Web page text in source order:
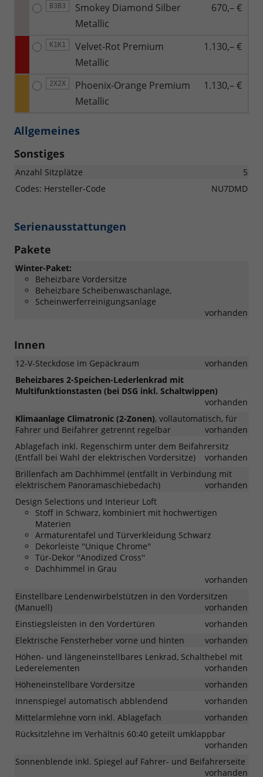
B3B3
Smokey Diamond Silber
Metallic
670,– €
K1K1
Velvet-Rot Premium
Metallic
1.130,– €
2X2X
Phoenix-Orange Premium
Metallic
1.130,– €
Allgemeines
Sonstiges
Anzahl Sitzplätze
5
Codes: Hersteller-Code
NU7DMD
Serienausstattungen
Pakete
Winter-Paket:
Beheizbare Vordersitze
Beheizbare Scheibenwaschanlage,
Scheinwerferreinigungsanlage
vorhanden
Innen
12-V-Steckdose im Gepäckraum
vorhanden
Beheizbares 2-Speichen-Lederlenkrad mit
Multifunktionstasten (bei DSG inkl. Schaltwippen)
vorhanden
Klimaanlage Climatronic (2-Zonen), vollautomatisch, für
Fahrer und Beifahrer getrennt regelbar
vorhanden
Ablagefach inkl. Regenschirm unter dem Beifahrersitz
(Entfall bei Wahl der elektrischen Vordersitze)
vorhanden
Brillenfach am Dachhimmel (entfällt in Verbindung mit
elektrischem Panoramaschiebedach)
vorhanden
Design Selections und Interieur Loft
Stoff in Schwarz, kombiniert mit hochwertigen
Materien
Armaturentafel und Türverkleidung Schwarz
Dekorleiste ''Unique Chrome''
Tür-Dekor ''Anodized Cross''
Dachhimmel in Grau
vorhanden
Einstellbare Lendenwirbelstützen in den Vordersitzen
(Manuell)
vorhanden
Einstiegsleisten in den Vordertüren
vorhanden
Elektrische Fensterheber vorne und hinten
vorhanden
Höhen- und längeneinstellbares Lenkrad, Schalthebel mit
Lederelementen
vorhanden
Höheneinstellbare Vordersitze
vorhanden
Innenspiegel automatisch abblendend
vorhanden
Mittelarmlehne vorn inkl. Ablagefach
vorhanden
Rücksitzlehne im Verhältnis 60:40 geteilt umklappbar
vorhanden
Sonnenblende inkl. Spiegel auf Fahrer- und Beifahrerseite
vorhanden